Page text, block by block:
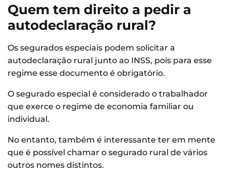
Quem tem direito a pedir a
autodeclaração rural?
Os segurados especiais podem solicitar a
autodeclaração rural junto ao INSS, pois para esse
regime esse documento é obrigatório.
O segurado especial é considerado o trabalhador
que exerce o regime de economia familiar ou
individual.
No entanto, também é interessante ter em mente
que é possível chamar o segurado rural de vários
outros nomes distintos.